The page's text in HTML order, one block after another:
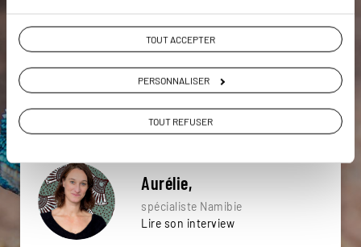
TOUT ACCEPTER
PERSONNALISER
TOUT REFUSER
Désert du Namib
4x4 Brandberg Damaraland Dead Vlei
Aurélie,
spécialiste Namibie
Lire son interview